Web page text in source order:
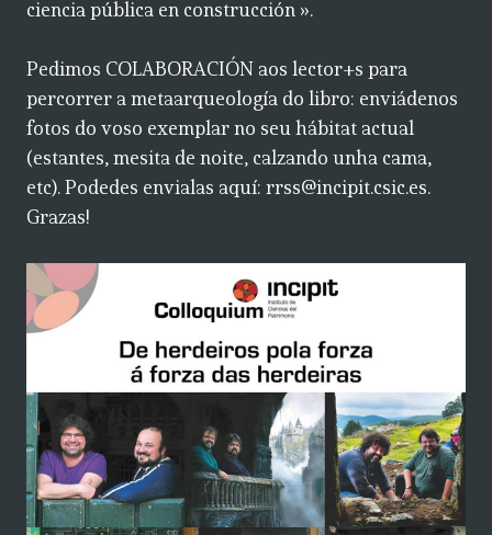
ciencia pública en construcción ».
Pedimos COLABORACIÓN aos lector+s para
percorrer a metaarqueología do libro: enviádenos
fotos do voso exemplar no seu hábitat actual
(estantes, mesita de noite, calzando unha cama,
etc). Podedes envialas aquí: rrss@incipit.csic.es.
Grazas!